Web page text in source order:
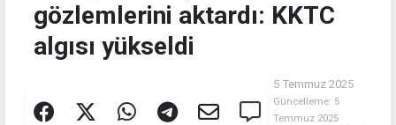
gözlemlerini aktardı: KKTC
algısı yükseldi
5 Temmuz 2025
Güncelleme: 5
Temmuz 2025